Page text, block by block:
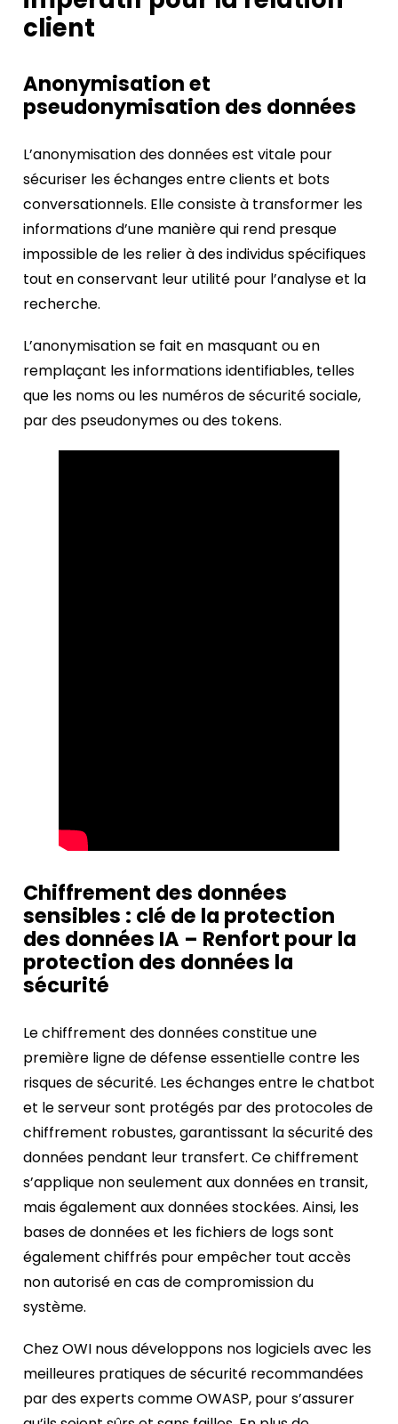
client
Anonymisation et
pseudonymisation des données
L’anonymisation des données est vitale pour
sécuriser les échanges entre clients et bots
conversationnels. Elle consiste à transformer les
informations d’une manière qui rend presque
impossible de les relier à des individus spécifiques
tout en conservant leur utilité pour l’analyse et la
recherche.
L’anonymisation se fait en masquant ou en
remplaçant les informations identifiables, telles
que les noms ou les numéros de sécurité sociale,
par des pseudonymes ou des tokens.
Chiffrement des données
sensibles : clé de la protection
des données IA – Renfort pour la
protection des données la
sécurité
Le chiffrement des données constitue une
première ligne de défense essentielle contre les
risques de sécurité. Les échanges entre le chatbot
et le serveur sont protégés par des protocoles de
chiffrement robustes, garantissant la sécurité des
données pendant leur transfert. Ce chiffrement
s’applique non seulement aux données en transit,
mais également aux données stockées. Ainsi, les
bases de données et les fichiers de logs sont
également chiffrés pour empêcher tout accès
non autorisé en cas de compromission du
système.
Chez OWI nous développons nos logiciels avec les
meilleures pratiques de sécurité recommandées
par des experts comme OWASP, pour s’assurer